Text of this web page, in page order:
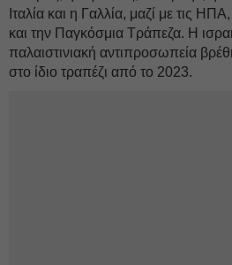
Ιταλία και η Γαλλία, μαζί με τις
και την Παγκόσμια Τράπεζα. Η
παλαιστινιακή αντιπροσωπεία
στο ίδιο τραπέζι από το 2023.